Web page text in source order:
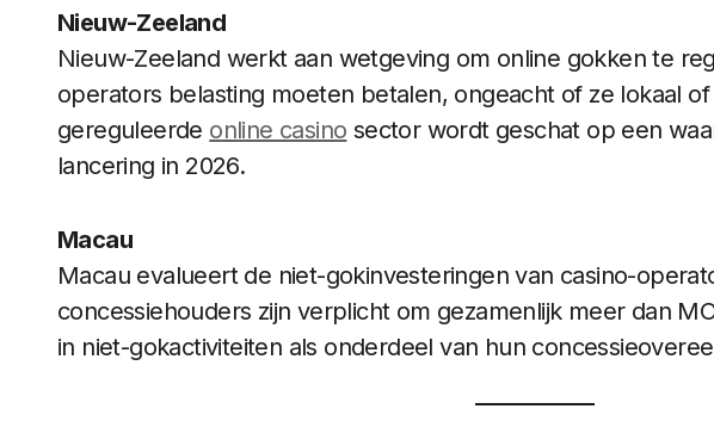
Nieuw-Zeeland
Nieuw-Zeeland werkt aan wetgeving om online gokken te
operators belasting moeten betalen, ongeacht of ze lokaal
gereguleerde online casino sector wordt geschat op een
lancering in 2026. ​
Macau
Macau evalueert de niet-gokinvesteringen van casino-
concessiehouders zijn verplicht om gezamenlijk meer dan
in niet-gokactiviteiten als onderdeel van hun